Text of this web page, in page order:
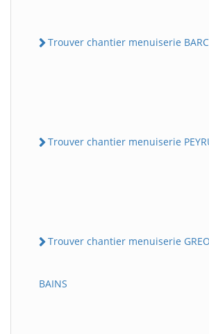
Trouver chantier menuiserie
Trouver chantier menuiserie
Trouver chantier menuiserie
BAINS